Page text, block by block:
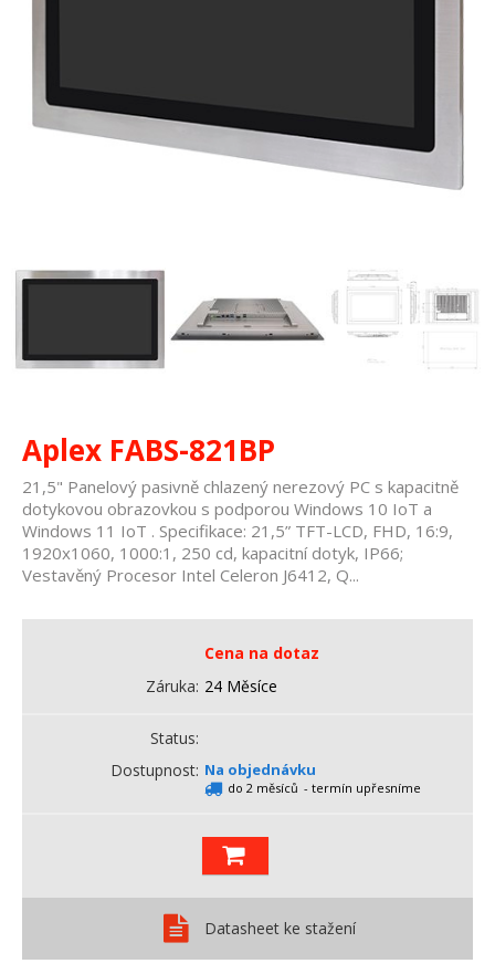
Aplex FABS-821BP
21,5" Panelový pasivně chlazený nerezový PC s kapacitně
dotykovou obrazovkou s podporou Windows 10 IoT a
Windows 11 IoT . Specifikace: 21,5” TFT-LCD, FHD, 16:9,
1920x1060, 1000:1, 250 cd, kapacitní dotyk, IP66;
Vestavěný Procesor Intel Celeron J6412, Q...
Cena na dotaz
Záruka 24 Měsíce
Status
Dostupnost Na objednávku
do 2 měsíců - termín upřesníme
Datasheet ke stažení